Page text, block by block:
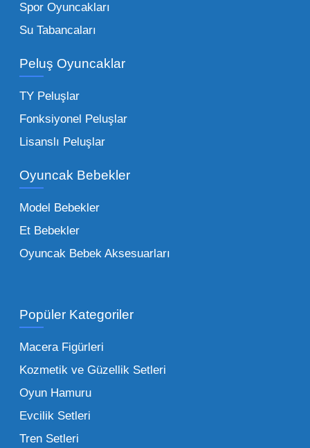
Bu kategorideki küçük oyuncaklar toptan
alımlarda çok düşük maliyetlerle yüksek
adetli stok yapmanıza olanak tanır. Özellikle
sürpriz paketler ve figürler, çocukların
harçlıklarıyla kolayca alabildiği ürünlerdir.
Çocuk Oyuncakları Toptan Seçenekleri:
Bebeklik döneminden ergenliğe kadar geniş
toptan tedariği yaparken, piyasadaki en son
figürlerden geleneksel oyun setlerine kadar
her şeyi portföyümüzde bulabilirsiniz.
İşletmeler için toptan oyuncak satış ve alımı
şüphesiz ki birim maliyetin düşmesidir.
Oyuncak toptan kanalına geçildiğinde,
perakende satış fiyatı ile alış fiyatı arasındaki
makas açılır ve bu da ciddi kâr marjları elde
edilmesini sağlar. Toplu alımlarda uygulanan
Spor Oyuncakları
Su Tabancaları
Peluş Oyuncaklar
TY Peluşlar
Fonksiyonel Peluşlar
Lisanslı Peluşlar
Oyuncak Bebekler
Model Bebekler
Et Bebekler
Oyuncak Bebek Aksesuarları
Popüler Kategoriler
Macera Figürleri
Kozmetik ve Güzellik Setleri
Oyun Hamuru
Evcilik Setleri
Tren Setleri